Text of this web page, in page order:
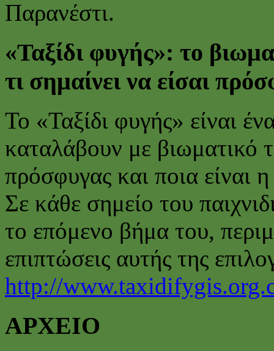
Παρανέστι.
«Ταξίδι φυγής»: το
τι σημαίνει να είσαι
To «Ταξίδι φυγής» είναι
καταλάβουν με βιωματικό
πρόσφυγας και ποια είναι
Σε κάθε σημείο του
το επόμενο βήμα του,
επιπτώσεις αυτής της
http://
ΑΡΧΕΙΟ